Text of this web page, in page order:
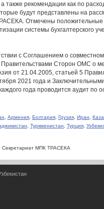
также рекомендации как по
будут представлены на
Отмечены положительные
системы бухгалтерского
с Соглашением о
Сторон ОМС о
от 21.04.2005, статьей 5
2021 года и
года проводится аудит по
Армения Болгария Грузия Иран
Туркменистан Турция
Секретариат МПК ТРАСЕКА